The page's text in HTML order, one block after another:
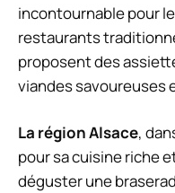
incontournable pour
restaurants
proposent des
viandes savoureuses
La région Alsace,
pour sa cuisine riche
déguster une